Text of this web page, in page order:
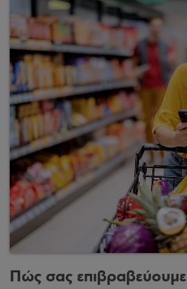
Πώς σας επιβραβεύουμε